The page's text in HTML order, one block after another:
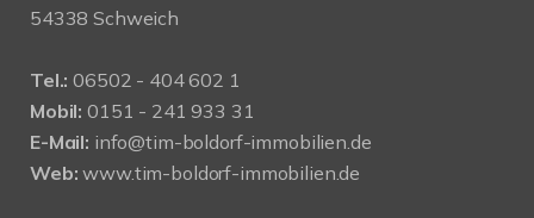
54338 Schweich
Tel.: 06502 - 404 602 1
Mobil: 0151 - 241 933 31
E-Mail: info@tim-boldorf-immobilien.de
Web:www.tim-boldorf-immobilien.de